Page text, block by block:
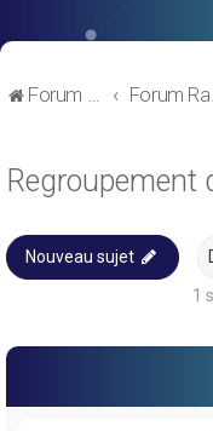
Forum de discussions sur le Regroupement de Crédits et le Rachat de Crédits
Regroupement
Nouveau sujet
1